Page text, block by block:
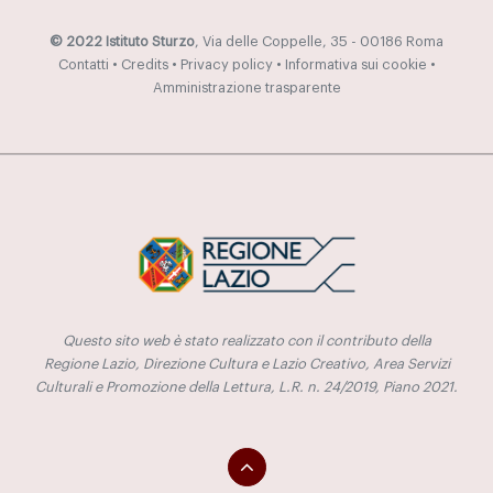
© 2022 Istituto Sturzo, Via delle Coppelle, 35 - 00186 Roma
Contatti • Credits• Privacy policy• Informativa sui cookie •
Amministrazione trasparente
Questo sito web è stato realizzato con il contributo della
Regione Lazio, Direzione Cultura e Lazio Creativo, Area Servizi
Culturali e Promozione della Lettura, L.R. n. 24/2019, Piano 2021.